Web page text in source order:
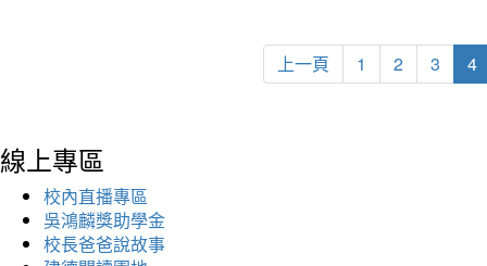
上一頁 1 2 3 4
線上專區
校內直播專區
吳鴻麟獎助學金
校長爸爸說故事